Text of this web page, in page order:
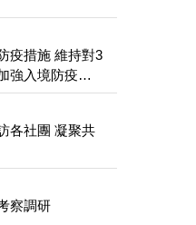
疫措施 維持對3
強入境防疫措
各社團 凝聚共
察調研